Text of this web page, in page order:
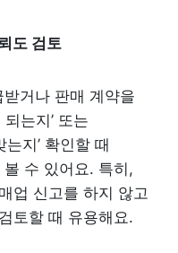
도 검토
거나 판매 계약을
는지’ 또는
지’ 확인할 때
수 있어요. 특히,
업 신고를 하지 않고
토할 때 유용해요.